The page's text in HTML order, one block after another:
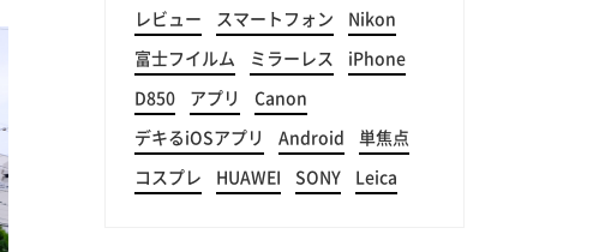
レビュー スマートフォン Nikon
富士フイルム ミラーレス iPhone
D850 アプリ Canon
デキるiOSアプリ Android 単焦点
コスプレ HUAWEI SONY Leica